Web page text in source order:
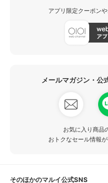
アプリ限定クーポン
メールマガジン・公
お気に入り商品
おトクなセール情報
そのほかのマルイ公式SNS